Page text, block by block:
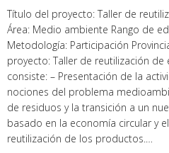
Título del proyecto: Taller de
Área: Medio ambiente Rango de
Metodología: Participación
proyecto: Taller de reutilización de
consiste: – Presentación de la
nociones del problema
de residuos y la transición a un
basado en la economía circular y
reutilización de los productos.…